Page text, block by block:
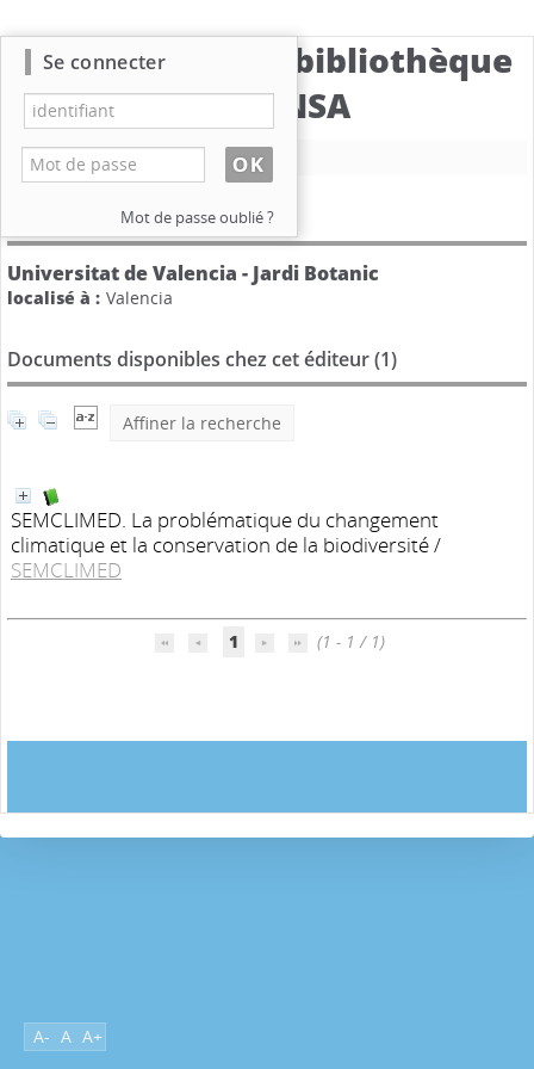
Catalogue de la bibliothèque
du CBNSA
Nouvelle recherche
Détail de l'éditeur
Universitat de Valencia - Jardi Botanic
localisé à : Valencia
Documents disponibles chez cet éditeur (1)
Affiner la recherche
SEMCLIMED. La problématique du changement
climatique et la conservation de la biodiversité/
SEMCLIMED
1 (1 - 1 / 1)
A- A A+
Se connecter
Mot de passe oublié ?